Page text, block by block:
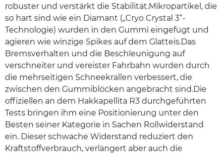
robuster und verstärkt die Stabilität.Mikropartikel, die
so hart sind wie ein Diamant („Cryo Crystal 3“-
Technologie) wurden in den Gummi eingefügt und
agieren wie winzige Spikes auf dem Glatteis.Das
Bremsverhalten und die Beschleunigung auf
verschneiter und vereister Fahrbahn wurden durch
die mehrseitigen Schneekrallen verbessert, die
zwischen den Gummiblöcken angebracht sind.Die
offiziellen an dem Hakkapellita R3 durchgeführten
Tests bringen ihm eine Positionierung unter den
Besten seiner Kategorie in Sachen Rollwiderstand
ein. Dieser schwache Widerstand reduziert den
Kraftstoffverbrauch, verlängert aber auch die